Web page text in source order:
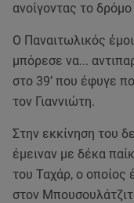
ανοίγοντας το
Ο Παναιτωλικός
μπόρεσε να...
στο 39’ που έφυγε
τον Γιαννιώτη.
Στην εκκίνηση του
έμειναν με δέκα
του Ταχάρ, ο οποίος
στον